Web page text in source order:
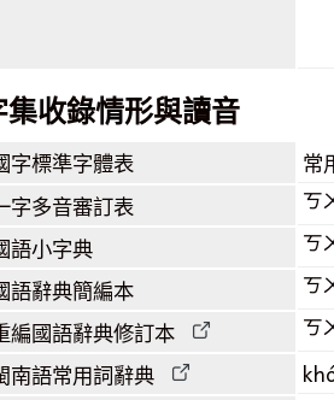
收錄情形與讀音
字標準字體表 常
字多音審訂表 ㄎ
語小字典 ㄎ
語辭典簡編本 ㄎ
編國語辭典修訂本 ㄎ
南語常用詞辭典